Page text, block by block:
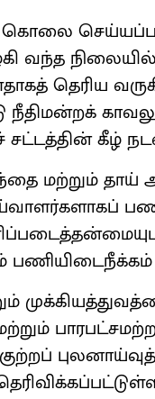
வந்த
தெரிய
நீதிமன்றக்
சட்டத்தின் கீழ்
மற்றும் தாய்
புலனாய்வுத்